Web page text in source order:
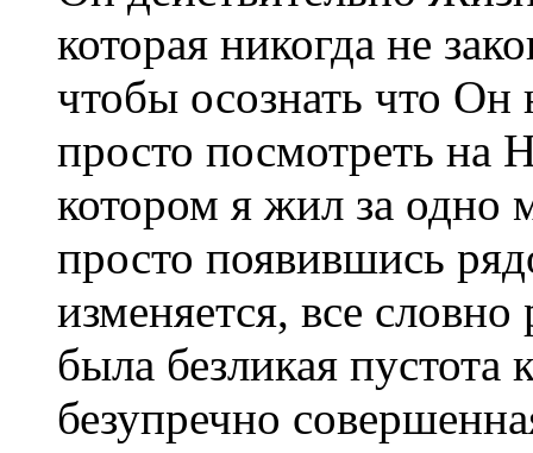
которая никогда не
чтобы осознать что Он
просто посмотреть на
котором я жил за одно
просто появившись
изменяется, все словно
была безликая
безупречно